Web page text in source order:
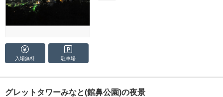
入場無料 駐車場
グレットタワーみなと(館鼻公園)の夜景